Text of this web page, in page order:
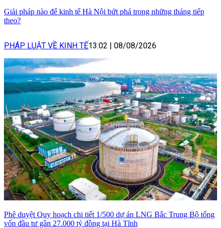
Giải pháp nào để kinh tế Hà Nội bứt phá trong những tháng tiếp
theo?
PHÁP LUẬT VỀ KINH TẾ13:02 | 08/08/2026
Phê duyệt Quy hoạch chi tiết 1/500 dự án LNG Bắc Trung Bộ tổng
vốn đầu tư gần 27.000 tỷ đồng tại Hà Tĩnh